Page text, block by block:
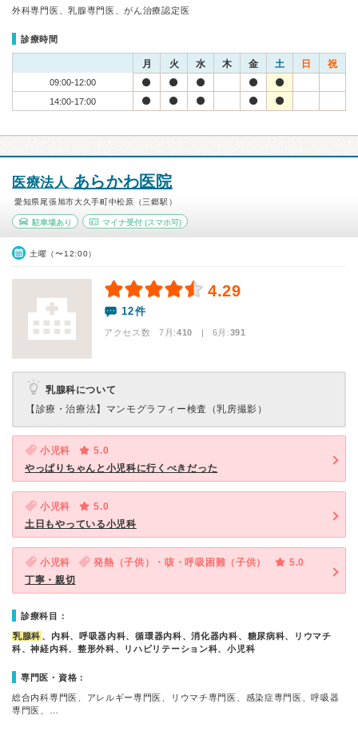
外科専門医、乳腺専門医、がん治療認定医
診療時間
月 火 水 木 金 土 日 祝
09:00-12:00
14:00-17:00
医療法人 あらかわ医院
愛知県尾張旭市大久手町中松原（三郷駅）
駐車場あり マイナ受付(スマホ可)
土曜（〜12:00）
4.29
12件
アクセス数 7月:410 | 6月:391
乳腺科について
【診療・治療法】 マンモグラフィー検査（乳房撮影）
小児科
5.0
やっぱりちゃんと小児科に行くべきだった
小児科
5.0
土日もやっている小児科
小児科 発熱（子供）・咳・呼吸困難（子供）
5.0
丁寧・親切
診療科目：
乳腺科 、内科、呼吸器内科、循環器内科、消化器内科、糖尿病科、リウマチ
科、神経内科、整形外科、リハビリテーション科、小児科
専門医・資格：
総合内科専門医、アレルギー専門医、リウマチ専門医、感染症専門医、呼吸器
専門医、…